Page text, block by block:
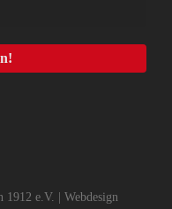
e.V. | Webdesign